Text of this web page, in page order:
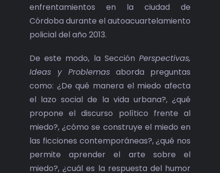
enfrentamientos en la ciudad de
Córdoba durante el autoacuartelamiento
policial del año 2013.
De este modo, la SecciónPerspectivas,
Ideas y Problemas aborda preguntas
como: ¿De qué manera el miedo afecta
el lazo social de la vida urbana?, ¿qué
propone el discurso político frente al
miedo?, ¿cómo se construye el miedo en
las ficciones contemporáneas?, ¿qué nos
permite aprender el arte sobre el
miedo?, ¿cuál es la respuesta del humor